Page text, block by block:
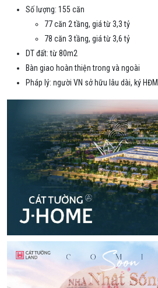
Số lượng: 155 căn
77 căn 2 tầng, giá từ 3,3 tỷ
78 căn 3 tầng, giá từ 3,6 tỷ
DT đất: từ 80m2
Bàn giao hoàn thiện trong và ngoài
Pháp lý: người VN sở hữu lâu dài, ký